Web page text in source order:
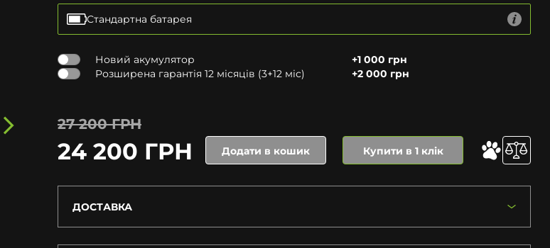
Стандартна батарея
Новий акумулятор
+1 000 грн
Розширена гарантія 12 місяців (3+12 міс)
+2 000 грн
27 200 ГРН
24 200 ГРН Додати в кошик Купити в 1 клік
ДОСТАВКА